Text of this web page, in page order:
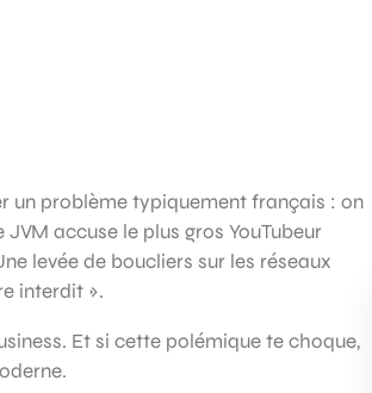
un problème typiquement français : on
accuse le plus gros YouTubeur
levée de boucliers sur les réseaux
interdit ».
Et si cette polémique te choque,